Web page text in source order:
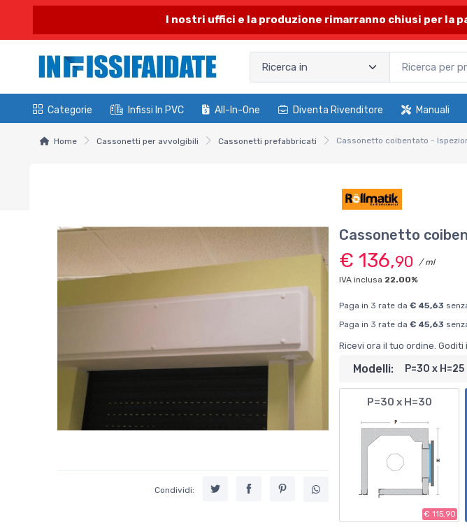
I nostri uffici e la produzione rimarranno chiusi per la
Categorie Infissi In PVC All-In-One Diventa Rivenditore Manuali
Home Cassonetti per avvolgibili Cassonetti prefabbricati
Condividi:
Cassonetto
€ 136,90
/ ml
IVA inclusa 22.00%
Paga in 3 rate da€ 45,63
Paga in 3 rate da€ 45,63
Ricevi ora il tuo ordine.
Modelli: P=30 x H=25
P=30 x H=30
€ 115,90